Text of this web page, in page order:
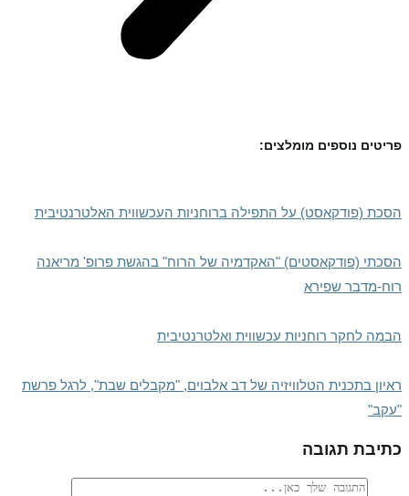
פריטים נוספים מומלצים:
הסכת (פודקאסט) על התפילה ברוחניות העכשווית האלטרנטיבית
הסכתי (פודקאסטים) "האקדמיה של הרוח" בהגשת פרופ' מריאנה
רוח-מדבר שפירא
הבמה לחקר רוחניות עכשווית ואלטרנטיבית
ראיון בתכנית הטלוויזיה של דב אלבוים, "מקבלים שבת", לרגל פרשת
"עקב"​
כתיבת תגובה